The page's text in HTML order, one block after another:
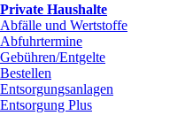
Private Haushalte
Abfälle und Wertstoffe
Abfuhrtermine
Gebühren/Entgelte
Bestellen
Entsorgungsanlagen
Entsorgung Plus